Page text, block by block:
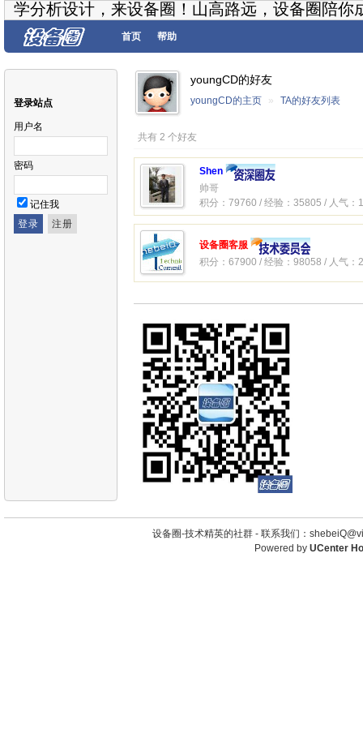
学分析设计，来设备圈！山高路远，设备圈陪你
首页 帮助
登录站点
用户名
密码
记住我
youngCD的好友
youngCD的主页 » TA的好友列表
共有 2 个好友
Shen
帅哥
积分：79760 / 经验：35805 / 人气：
设备圈客服
积分：67900 / 经验：98058 / 人气：
设备圈-技术精英的社群 - 联系我们：
Powered by UCenter